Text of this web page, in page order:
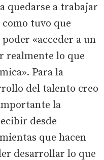
quedarse a trabajar
tuvo que
«acceder a un
realmente lo que
Para la
del talento creo
la
desde
que hacen
desarrollar lo que